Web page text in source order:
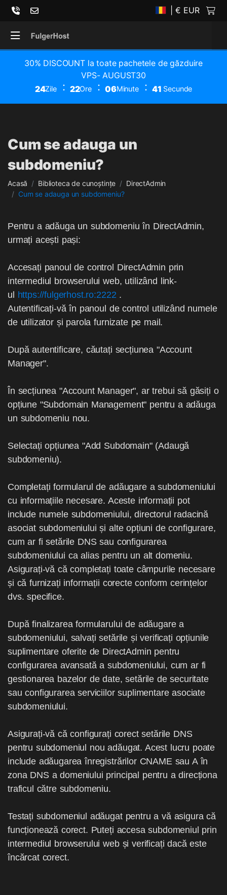
| € EUR
30% DISCOUNT la toate pachetele de găzduire
VPS- AUGUST30
24Zile 22Ore 06Minute 41 Secunde
Cum se adauga un
subdomeniu?
Acasă Biblioteca de cunoștințe
DirectAdmin
Cum se adauga un subdomeniu?
Pentru a adăuga un subdomeniu în DirectAdmin,
urmați acești pași:
Accesați panoul de control DirectAdmin prin
intermediul browserului web, utilizând link-
ul
https://fulgerhost.ro:2222 .
Autentificați-vă în panoul de control utilizând numele
de utilizator și parola furnizate pe mail.
După autentificare, căutați secțiunea "Account
Manager".
În secțiunea "Account Manager", ar trebui să găsiți o
opțiune "Subdomain Management" pentru a adăuga
un subdomeniu nou.
Selectați opțiunea "Add Subdomain" (Adaugă
subdomeniu).
Completați formularul de adăugare a subdomeniului
cu informațiile necesare. Aceste informații pot
include numele subdomeniului, directorul radacină
asociat subdomeniului și alte opțiuni de configurare,
cum ar fi setările DNS sau configurarea
subdomeniului ca alias pentru un alt domeniu.
Asigurați-vă că completați toate câmpurile necesare
și că furnizați informații corecte conform cerințelor
dvs. specifice.
După finalizarea formularului de adăugare a
subdomeniului, salvați setările și verificați opțiunile
suplimentare oferite de DirectAdmin pentru
configurarea avansată a subdomeniului, cum ar fi
gestionarea bazelor de date, setările de securitate
sau configurarea serviciilor suplimentare asociate
subdomeniului.
Asigurați-vă că configurați corect setările DNS
pentru subdomeniul nou adăugat. Acest lucru poate
include adăugarea înregistrărilor CNAME sau A în
zona DNS a domeniului principal pentru a direcționa
traficul către subdomeniu.
Testați subdomeniul adăugat pentru a vă asigura că
funcționează corect. Puteți accesa subdomeniul prin
intermediul browserului web și verificați dacă este
încărcat corect.